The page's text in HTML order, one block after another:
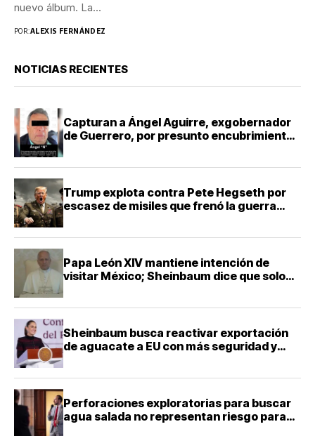
nuevo álbum. La...
POR:ALEXIS FERNÁNDEZ
NOTICIAS RECIENTES
Capturan a Ángel Aguirre, exgobernador
de Guerrero, por presunto encubrimiento
Trump explota contra Pete Hegseth por
escasez de misiles que frenó la guerra
Papa León XIV mantiene intención de
visitar México; Sheinbaum dice que solo
Sheinbaum busca reactivar exportación
de aguacate a EU con más seguridad y
Perforaciones exploratorias para buscar
agua salada no representan riesgo para